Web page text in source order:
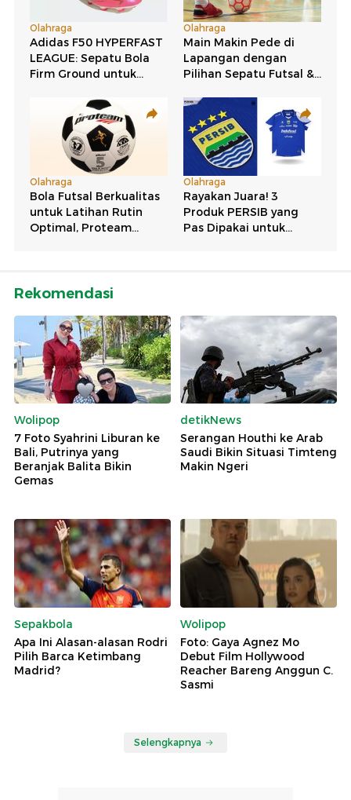
Rekomendasi
Wolipop
7 Foto Syahrini Liburan ke
Bali, Putrinya yang
Beranjak Balita Bikin
Gemas
detikNews
Serangan Houthi ke Arab
Saudi Bikin Situasi Timteng
Makin Ngeri
Sepakbola
Apa Ini Alasan-alasan Rodri
Pilih Barca Ketimbang
Madrid?
Wolipop
Foto: Gaya Agnez Mo
Debut Film Hollywood
Reacher Bareng Anggun C.
Sasmi
Selengkapnya